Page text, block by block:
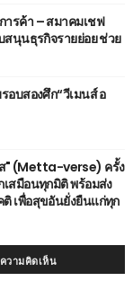
รค้า – สมาคมเชฟ
สนุนธุรกิจรายย่อย ช่วย
อบสองศึก“วีเมนส์ อ
ส" (Metta-verse) ครั้ง
เสมือนทุกมิติ พร้อมส่ง
เพื่อสุขอันยั่งยืนแก่ทุก
ความคิดเห็น